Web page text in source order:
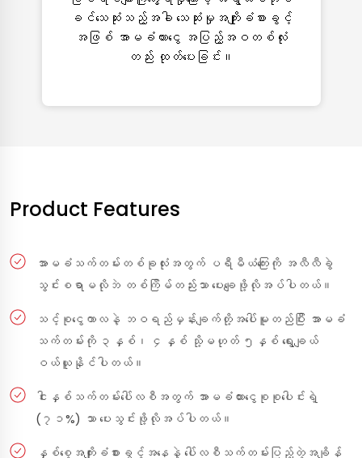
ခင်သေဆုံးသည့်အခါ သေဆုံးမှုအကျိုးခံစားခွင့်
အဖြစ် အာမခံထားငွေ အပြည့်အဝတစ်လုံး
တည်း ထုတ်ပေးခြင်း။
Product Features
အာမခံသက်တမ်းတစ်ခုလုံးအတွက် ပရီမီယံကြေးကို အလီလီခွဲ
သွင်းစရာမလိုဘဲ တစ်ကြိမ်တည်းသာ ပေးချေဖို့လိုအပ်ပါတယ်။
သင့်စုငွေကာလနဲ့ ဘဝရည်မှန်းချက်တို့အပေါ်မူတည်ပြီး အာမခံ
သက်တမ်းကို ၃နှစ်၊ ၄နှစ် သို့မဟုတ် ၅နှစ် ရွေးချယ်
ဝယ်ယူနိုင်ပါတယ်။
ငါးနှစ်သက်တမ်းပေါ်လစီအတွက် အာမခံထားငွေစုစုပေါင်းရဲ့
(၇၁%) သာ ပေးသွင်းဖို့လိုအပ်ပါတယ်။
နှစ်စေ့အကျိုးခံစားခွင့်အနေနဲ့ ပေါ်လစီသက်တမ်းပြည့်တဲ့အချိန်